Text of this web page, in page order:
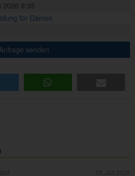
2026 9:35
für Damen
senden